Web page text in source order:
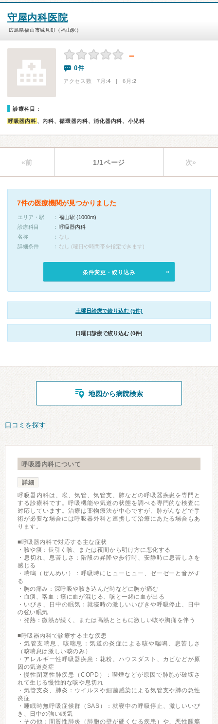
守屋内科医院
広島県福山市城見町（福山駅）
－
0件
アクセス数 7月:4 | 6月:2
診療科目：
呼吸器内科 、内科、循環器内科、消化器内科、小児科
«前 1/1ページ 次»
7件の医療機関が見つかりました
エリア・駅
福山駅 (1000m)
診療科目
呼吸器内科
名称
なし
詳細条件
なし (曜日や時間帯を指定できます)
条件変更・絞り込み
土曜日診療で絞り込む (5件)
日曜日診療で絞り込む (0件)
地図から病院検索
口コミを探す
呼吸器内科について
詳細
呼吸器内科は、喉、気管、気管支、肺などの呼吸器疾患を専門と
する診療科です。呼吸機能や気道の状態を調べる専門的な検査に
対応しています。治療は薬物療法が中心ですが、肺がんなどで手
術が必要な場合には呼吸器外科と連携して治療にあたる場合もあ
ります。
■呼吸器内科で対応する主な症状
・咳や痰：長引く咳、または夜間から明け方に悪化する
・息切れ、息苦しさ：階段の昇降や歩行時、安静時に息苦しさを
感じる
・喘鳴（ぜんめい）：呼吸時にヒューヒュー、ゼーゼーと音がす
る
・胸の痛み：深呼吸や咳き込んだ時などに胸が痛む
・血痰、喀血：痰に血が混じる、咳と一緒に血が出る
・いびき、日中の眠気：就寝時の激しいいびきや呼吸停止、日中
の強い眠気
・発熱：微熱が続く、または高熱とともに激しい咳や胸痛を伴う
■呼吸器内科で診療する主な疾患
・気管支喘息、咳喘息：気道の炎症による咳や喘鳴、息苦しさ
（咳喘息は激しい咳のみ）
・アレルギー性呼吸器疾患：花粉、ハウスダスト、カビなどが原
因の気道炎症
・慢性閉塞性肺疾患（COPD）：喫煙などが原因で肺胞が破壊さ
れて生じる慢性的な咳や息切れ
・気管支炎、肺炎：ウイルスや細菌感染による気管支や肺の急性
炎症
・睡眠時無呼吸症候群（SAS）：就寝中の呼吸停止、激しいいび
き、日中の強い眠気
・その他：間質性肺炎（肺胞の壁が硬くなる疾患）や、悪性腫瘍